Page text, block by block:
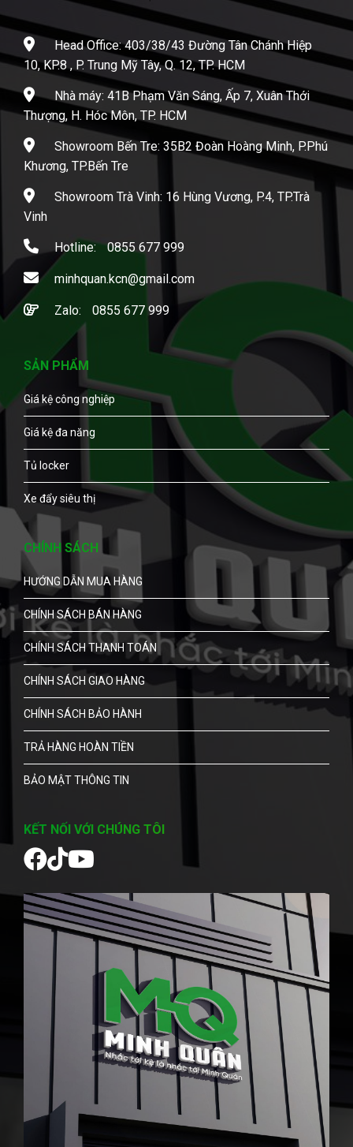
Head Office: 403/38/43 Đường Tân Chánh Hiệp
10, KP.8 , P. Trung Mỹ Tây, Q. 12, TP. HCM
Nhà máy: 41B Phạm Văn Sáng, Ấp 7, Xuân Thới
Thượng, H. Hóc Môn, TP. HCM
Showroom Bến Tre: 35B2 Đoàn Hoàng Minh, P.Phú
Khương, TP.Bến Tre
Showroom Trà Vinh: 16 Hùng Vương, P.4, TP.Trà
Vinh
Hotline: 0855 677 999
minhquan.kcn@gmail.com
Zalo: 0855 677 999
SẢN PHẨM
Giá kệ công nghiệp
Giá kệ đa năng
Tủ locker
Xe đẩy siêu thị
CHÍNH SÁCH
HƯỚNG DẪN MUA HÀNG
CHÍNH SÁCH BÁN HÀNG
CHÍNH SÁCH THANH TOÁN
CHÍNH SÁCH GIAO HÀNG
CHÍNH SÁCH BẢO HÀNH
TRẢ HÀNG HOÀN TIỀN
BẢO MẬT THÔNG TIN
KẾT NỐI VỚI CHÚNG TÔI